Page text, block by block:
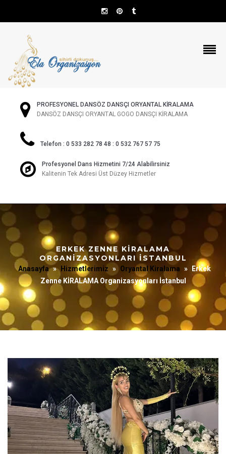
PROFESYONEL DANSÖZ DANSÇI ORYANTAL KİRALAMA
DANSÖZ DANSÇI ORYANTAL GOGO DANSÇI KİRALAMA
Telefon : 0 533 282 78 48 : 0 532 767 57 75
Profesyonel Dans Hizmetini 7/24 Alabilirsiniz
Kalitenin Tek Adresi Üst Düzey Hizmetler
ERKEK ZENNE KİRALAMA
ORGANIZASYONLARI İSTANBUL
Anasayfa » Hizmetlerimiz » Oryantal Kiralama » Erkek
Zenne KİRALAMA Organizasyonları İstanbul